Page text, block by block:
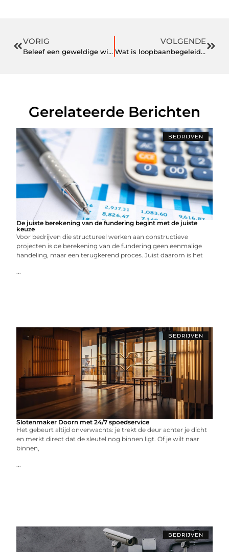
VORIG
Beleef een geweldige wintersportvakantie
VOLGENDE
Wat is loopbaanbegeleiding?
Gerelateerde Berichten
BEDRIJVEN
De juiste berekening van de fundering begint met de juiste
keuze
Voor bedrijven die structureel werken aan constructieve
projecten is de berekening van de fundering geen eenmalige
handeling, maar een terugkerend proces. Juist daarom is het
...
BEDRIJVEN
Slotenmaker Doorn met 24/7 spoedservice
Het gebeurt altijd onverwachts: je trekt de deur achter je dicht
en merkt direct dat de sleutel nog binnen ligt. Of je wilt naar
binnen,
...
BEDRIJVEN